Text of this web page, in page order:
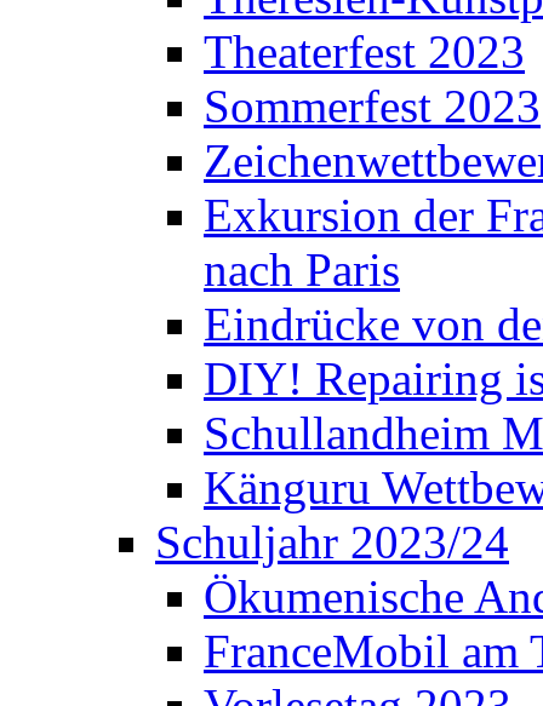
Theaterfest 2023
Sommerfest 2023
Exkursion der
nach Paris
Eindrücke von
DIY! Repairing
Schullandheim
Känguru
Schuljahr 2023/24
Ökumenische
FranceMobil am